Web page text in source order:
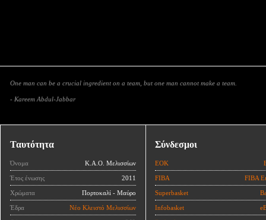
One man can be a crucial ingredient on a team, but one man cannot make a team.
- Kareem Abdul-Jabbar
Ταυτότητα
Όνομα Κ.Α.Ο. Μελισσίων
Έτος ένωσης 2011
Χρώματα Πορτοκαλί - Μαύρο
Έδρα Νέο Κλειστό Μελισσίων
Σύνδεσμοι
ΕΟΚ
FIBA FIBA
Superbasket
Infobasket